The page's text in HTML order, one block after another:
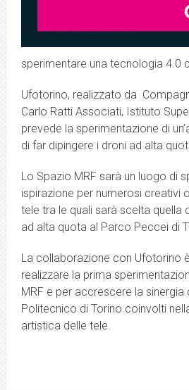
sperimentare una tecnologia 4.0
Ufotorino, realizzato da
Carlo Ratti Associati, Istituto
prevede la sperimentazione di
di far dipingere i droni ad alta
Lo Spazio MRF sarà un luogo di
ispirazione per numerosi creativi
tele tra le quali sarà scelta quella
ad alta quota al Parco Peccei di
La collaborazione con Ufotorino
realizzare la prima
MRF e per accrescere la sinergia
Politecnico di Torino coinvolti
artistica delle tele.